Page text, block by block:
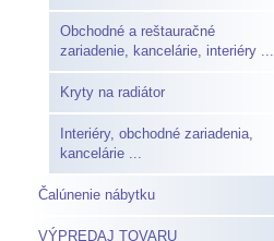
Obchodné a reštauračné
zariadenie, kancelárie, interiéry ...
Kryty na radiátor
Interiéry, obchodné zariadenia,
kancelárie ...
Čalúnenie nábytku
VÝPREDAJ TOVARU